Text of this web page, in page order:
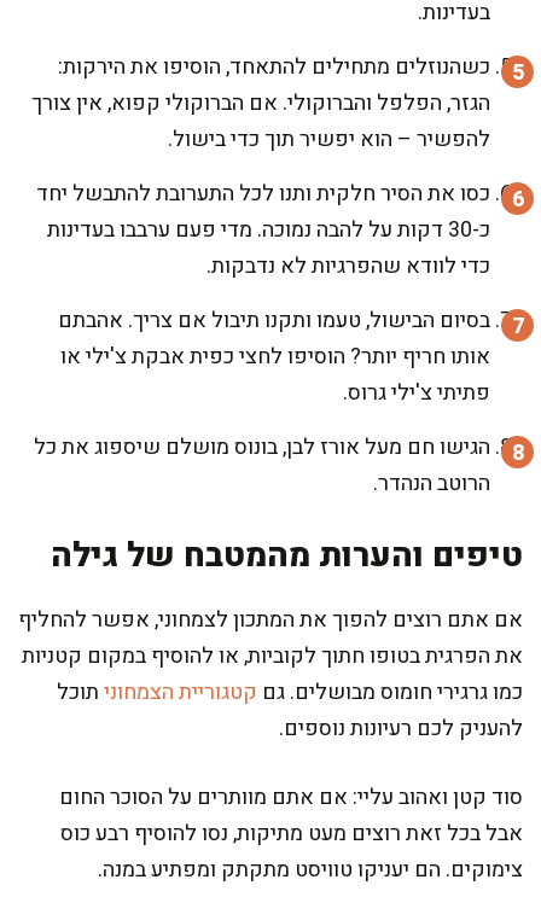
בעדינות.
כשהנוזלים מתחילים להתאחד, הוסיפו את הירקות:
הגזר, הפלפל והברוקולי. אם הברוקולי קפוא, אין צורך
להפשיר – הוא יפשיר תוך כדי בישול.
כסו את הסיר חלקית ותנו לכל התערובת להתבשל יחד
כ-30 דקות על להבה נמוכה. מדי פעם ערבבו בעדינות
כדי לוודא שהפרגיות לא נדבקות.
בסיום הבישול, טעמו ותקנו תיבול אם צריך. אהבתם
אותו חריף יותר? הוסיפו לחצי כפית אבקת צ'ילי או
פתיתי צ'ילי גרוס.
הגישו חם מעל אורז לבן, בונוס מושלם שיספוג את כל
הרוטב הנהדר.
טיפים והערות מהמטבח של גילה
אם אתם רוצים להפוך את המתכון לצמחוני, אפשר להחליף
את הפרגית בטופו חתוך לקוביות, או להוסיף במקום קטניות
כמו גרגירי חומוס מבושלים. גם קטגוריית הצמחוניתוכל
להעניק לכם רעיונות נוספים.
סוד קטן ואהוב עליי: אם אתם מוותרים על הסוכר החום
אבל בכל זאת רוצים מעט מתיקות, נסו להוסיף רבע כוס
צימוקים. הם יעניקו טוויסט מתקתק ומפתיע במנה.